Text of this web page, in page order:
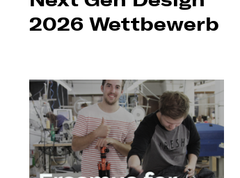
2026 Wettbewerb